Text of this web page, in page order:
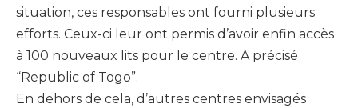
situation, ces responsables ont fourni plusieurs
efforts. Ceux-ci leur ont permis d’avoir enfin accès
à 100 nouveaux lits pour le centre. A précisé
“Republic of Togo”.
En dehors de cela, d’autres centres envisagés